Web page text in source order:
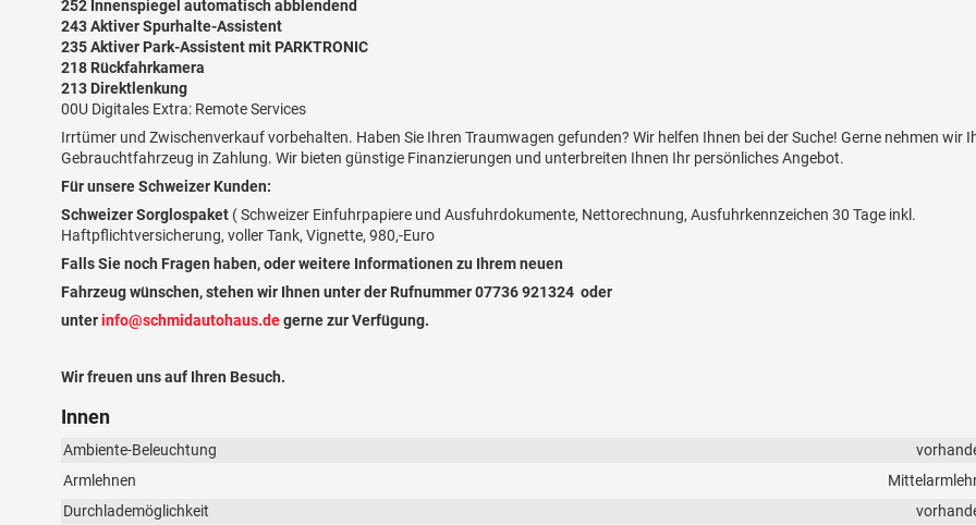
252 Innenspiegel automatisch abblendend
243 Aktiver Spurhalte-Assistent
235 Aktiver Park-Assistent mit PARKTRONIC
218 Rückfahrkamera
213 Direktlenkung
00U Digitales Extra: Remote Services
Irrtümer und Zwischenverkauf vorbehalten. Haben Sie Ihren Traumwagen gefunden? Wir helfen Ihnen bei der Suche! Gerne nehmen wir
Gebrauchtfahrzeug in Zahlung. Wir bieten günstige Finanzierungen und unterbreiten Ihnen Ihr persönliches Angebot.
Für unsere Schweizer Kunden:
Schweizer Sorglospaket ( Schweizer Einfuhrpapiere und Ausfuhrdokumente, Nettorechnung, Ausfuhrkennzeichen 30 Tage inkl.
Haftpflichtversicherung, voller Tank, Vignette, 980,-Euro
Falls Sie noch Fragen haben, oder weitere Informationen zu Ihrem neuen
Fahrzeug wünschen, stehen wir Ihnen unter der Rufnummer 07736 921324 oder
unterinfo@schmidautohaus.degerne zur Verfügung.
Wir freuen uns auf Ihren Besuch.
Innen
Ambiente-Beleuchtung
Armlehnen
Durchlademöglichkeit